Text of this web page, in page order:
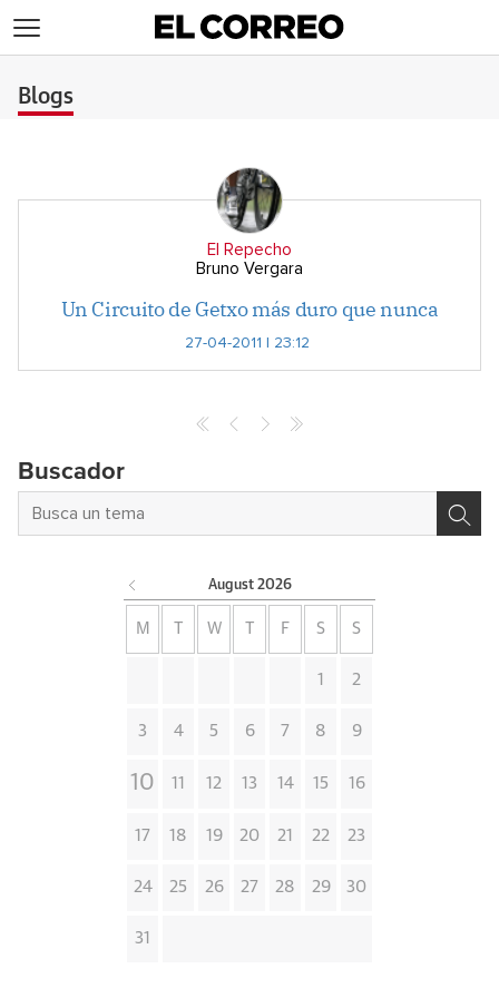
Blogs
El Repecho
Bruno Vergara
Un Circuito de Getxo más duro que nunca
27-04-2011 | 23:12
Buscador
August 2026
M W F S S
1 2
3 4 5 6 7 8 9
10 11 12 13 14 15 16
17 18 19 20 21 22 23
24 25 26 27 28 29 30
31